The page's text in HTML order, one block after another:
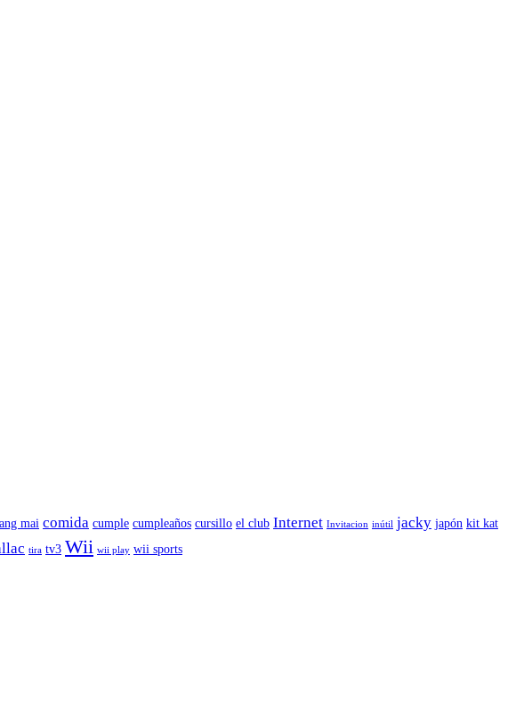
mai comida cumple cumpleaños cursillo el club Internet Invitacion inútil jacky japón kit kat
tira tv3 Wii wii play wii sports